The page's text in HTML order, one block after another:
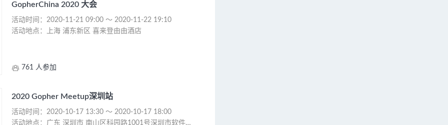
GopherChina 2020 大会
活动时间：2020-11-21 09:00 ～ 2020-11-22 19:10
活动地点：上海 浦东新区 喜来登由由酒店
 761 人参加
2020 Gopher Meetup深圳站
活动时间：2020-10-17 13:30 ～ 2020-10-17 18:00
活动地点：广东 深圳市 南山区科园路1001号深圳市软件产业基地4A栋一层